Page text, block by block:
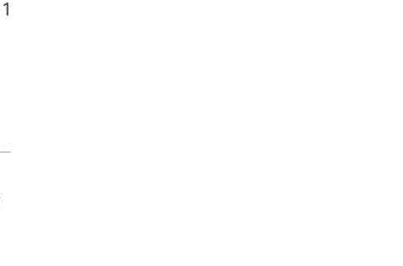
1 متوفر في المخزون